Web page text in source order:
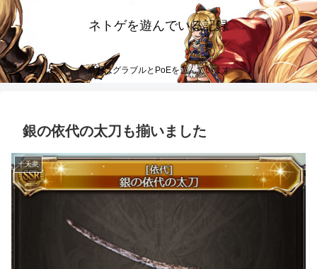
ネトゲを遊んでいる記録
最近はグラブルとPoEを遊んでいます
銀の依代の太刀も揃いました
十天衆